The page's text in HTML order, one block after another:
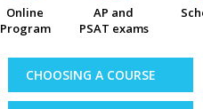
Online
Program
AP and
PSAT exams
CHOOSING A COURSE